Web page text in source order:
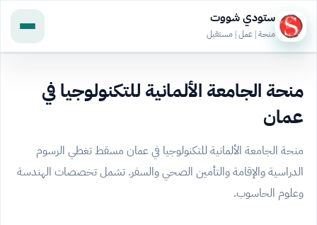
ستودي شووت
منحة | عمل | مستقبل
منحة الجامعة الألمانية للتكنولوجيا في
عمان
منحة الجامعة الألمانية للتكنولوجيا في عمان مسقط تغطي الرسوم
الدراسية والإقامة والتأمين الصحي والسفر. تشمل تخصصات الهندسة
وعلوم الحاسوب.